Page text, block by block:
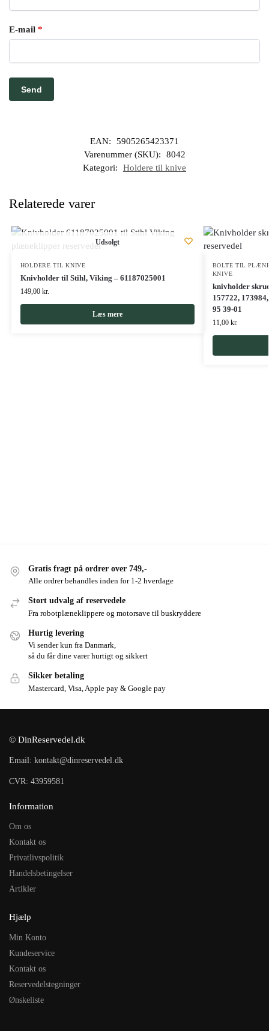
E-mail *
EAN:
5905265423371
Varenummer (SKU):
8042
Kategori:
Holdere til knive
Relaterede varer
Udsolgt
HOLDERE TIL KNIVE
Knivholder til Stihl, Viking – 61187025001
149,00 kr.
Læs mere
BOLTE TIL
KNIVE
knivholder
157722,
95 39-01
11,00 kr.
Gratis fragt på ordrer over 749,-
Alle ordrer behandles inden for 1-2 hverdage
Stort udvalg af reservedele
Fra robotplæneklippere og motorsave til buskryddere
Hurtig levering
Vi sender kun fra Danmark,
så du får dine varer hurtigt og sikkert
Sikker betaling
Mastercard, Visa, Apple pay & Google pay
© DinReservedel.dk
Email: kontakt@dinreservedel.dk
CVR: 43959581
Information
Om os
Kontakt os
Privatlivspolitik
Handelsbetingelser
Artikler
Hjælp
Min Konto
Kundeservice
Kontakt os
Reservedelstegninger
Ønskeliste